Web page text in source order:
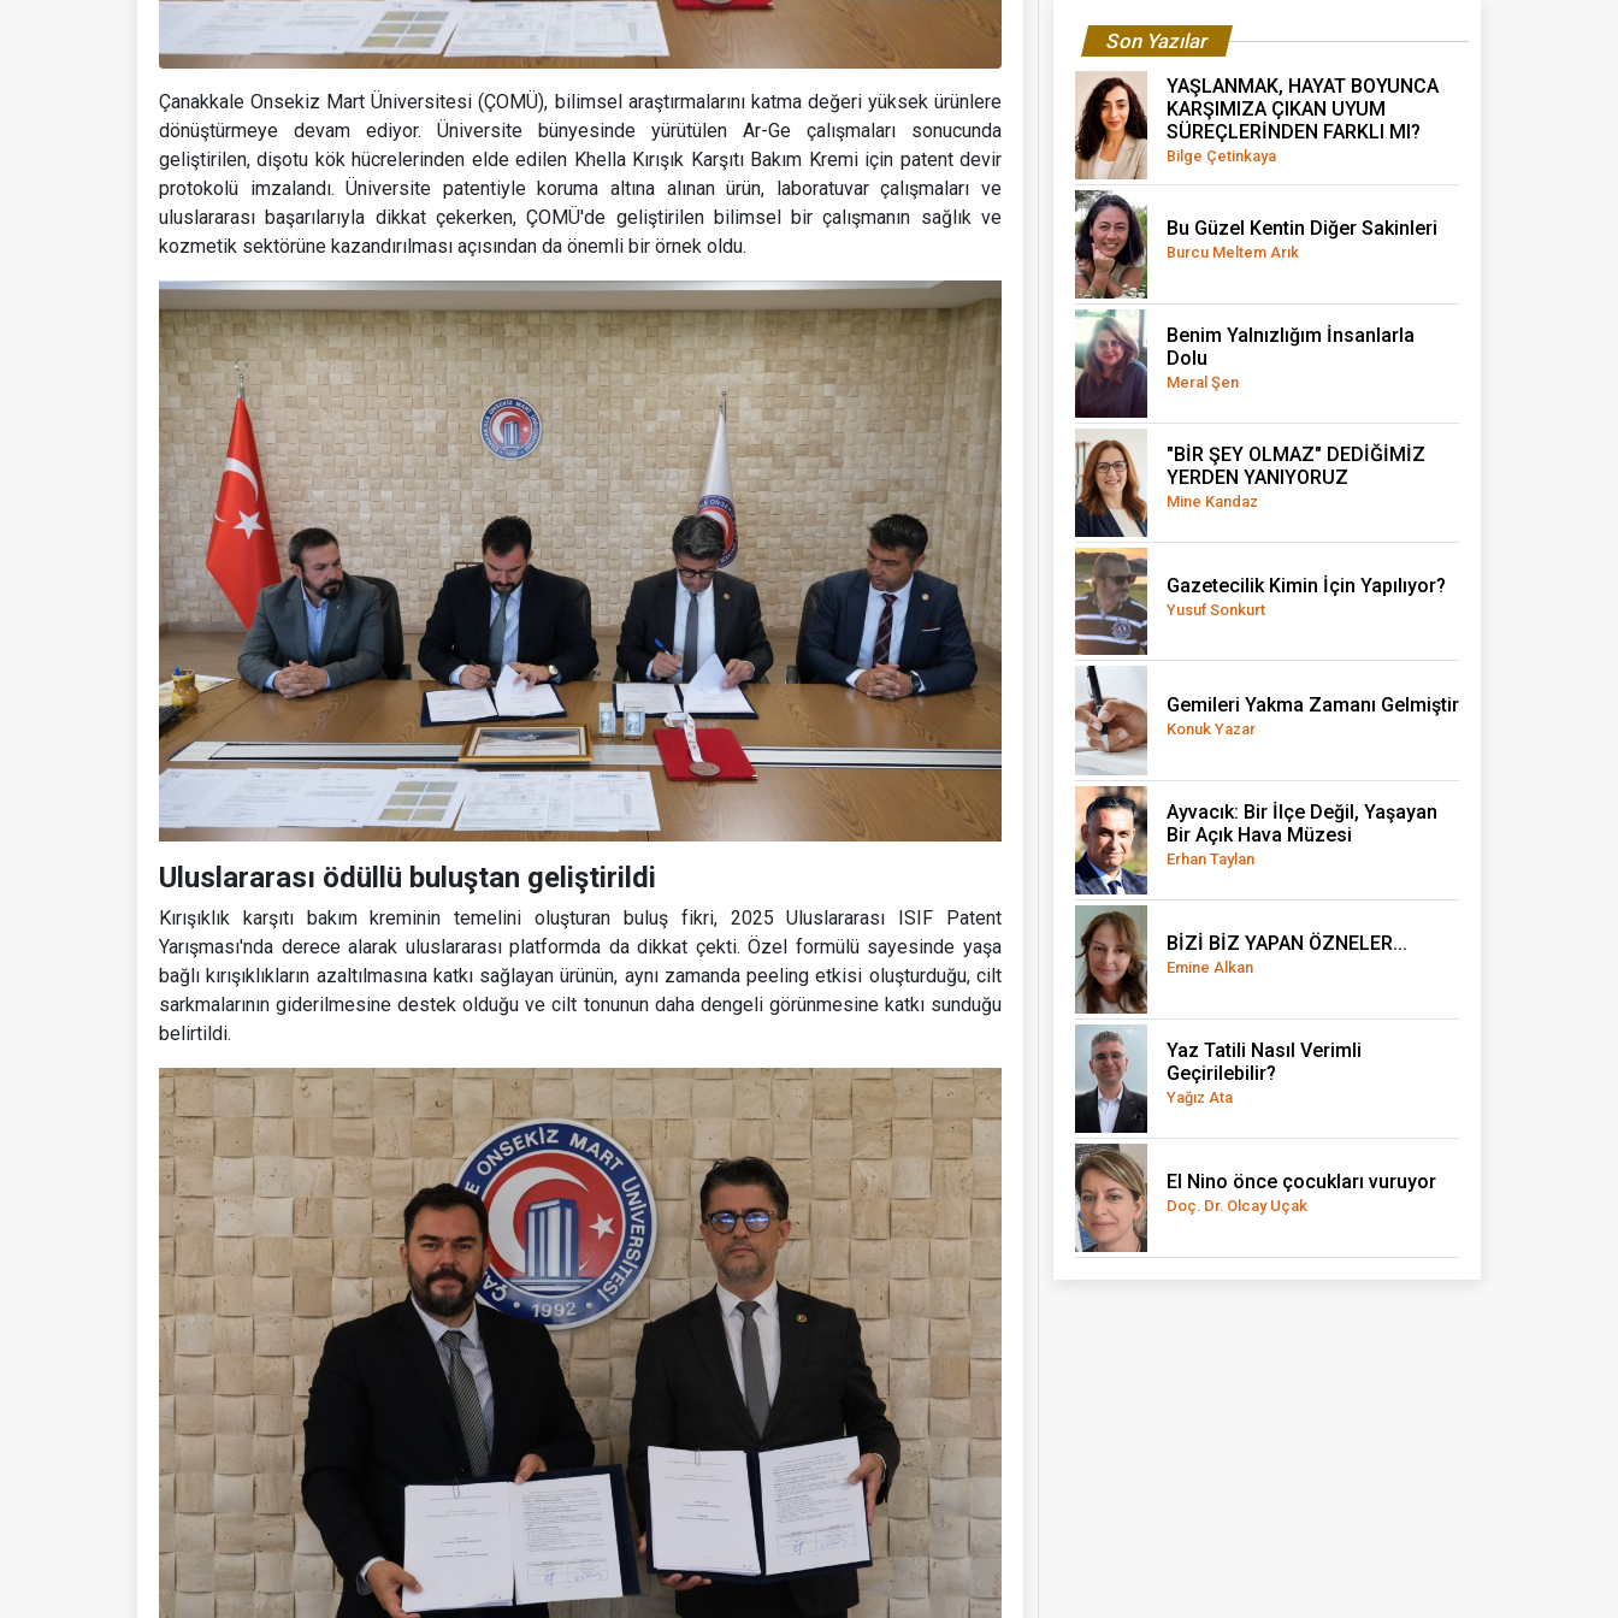
Çanakkale Onsekiz Mart Üniversitesi (ÇOMÜ), bilimsel araştırmalarını katma değeri yüksek ürünlere
dönüştürmeye devam ediyor. Üniversite bünyesinde yürütülen Ar-Ge çalışmaları sonucunda
geliştirilen, dişotu kök hücrelerinden elde edilen Khella Kırışık Karşıtı Bakım Kremi için patent devir
protokolü imzalandı. Üniversite patentiyle koruma altına alınan ürün, laboratuvar çalışmaları ve
uluslararası başarılarıyla dikkat çekerken, ÇOMÜ'de geliştirilen bilimsel bir çalışmanın sağlık ve
kozmetik sektörüne kazandırılması açısından da önemli bir örnek oldu.
Uluslararası ödüllü buluştan geliştirildi
Kırışıklık karşıtı bakım kreminin temelini oluşturan buluş fikri, 2025 Uluslararası ISIF Patent
Yarışması'nda derece alarak uluslararası platformda da dikkat çekti. Özel formülü sayesinde yaşa
bağlı kırışıklıkların azaltılmasına katkı sağlayan ürünün, aynı zamanda peeling etkisi oluşturduğu, cilt
sarkmalarının giderilmesine destek olduğu ve cilt tonunun daha dengeli görünmesine katkı sunduğu
belirtildi.
Son Yazılar
YAŞLANMAK, HAYAT BOYUNCA
KARŞIMIZA ÇIKAN UYUM
SÜREÇLERİNDEN FARKLI MI?
Bilge Çetinkaya
Bu Güzel Kentin Diğer Sakinleri
Burcu Meltem Arık
Benim Yalnızlığım İnsanlarla
Dolu
Meral Şen
"BİR ŞEY OLMAZ" DEDİĞİMİZ
YERDEN YANIYORUZ
Mine Kandaz
Gazetecilik Kimin İçin Yapılıyor?
Yusuf Sonkurt
Gemileri Yakma Zamanı Gelmiştir
Konuk Yazar
Ayvacık: Bir İlçe Değil, Yaşayan
Bir Açık Hava Müzesi
Erhan Taylan
BİZİ BİZ YAPAN ÖZNELER...
Emine Alkan
Yaz Tatili Nasıl Verimli
Geçirilebilir?
Yağız Ata
El Nino önce çocukları vuruyor
Doç. Dr. Olcay Uçak